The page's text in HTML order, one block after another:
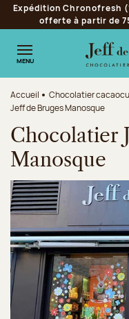
Aller à la navigation
Aller au contenu
Aller au pied de page
Expédition Chronofresh
offerte à partir de
MENU
Accueil Chocolatier
Jeff de Bruges Manosque
Chocolatier
Manosque